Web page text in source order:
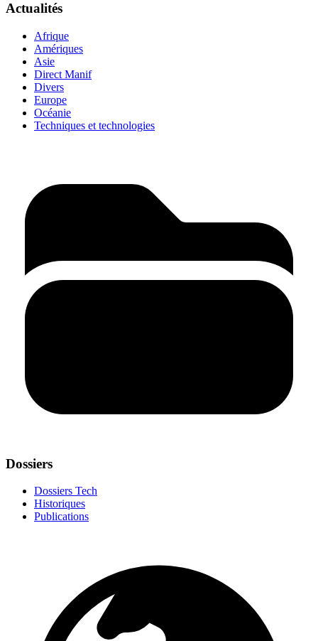
Actualités
Afrique
Amériques
Asie
Direct Manif
Divers
Europe
Océanie
Techniques et technologies
Dossiers
Dossiers Tech
Historiques
Publications